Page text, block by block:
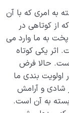
به امری که با آن
از کوتاهی در
به ما وارد می
اثر یکی کوتاه
است. حالا فرض
اولویت بندی ما
شادی و آرامش
به آن است.